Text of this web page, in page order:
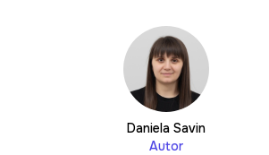
Daniela Savin
Autor